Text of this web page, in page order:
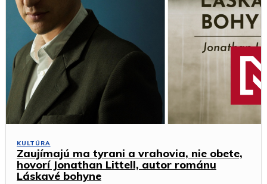
KULTÚRA
Zaujímajú ma tyrani a vrahovia, nie obete,
hovorí Jonathan Littell, autor románu
Láskavé bohyne